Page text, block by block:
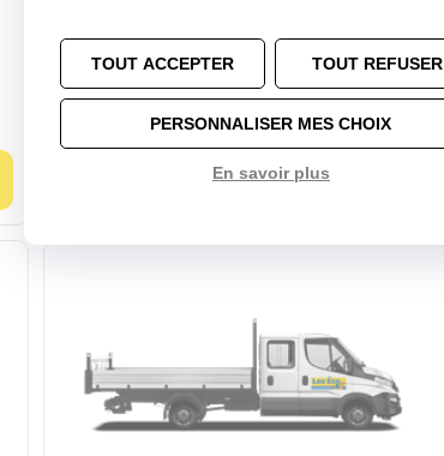
Peugeot Boxer
Choisir ce modèle
TOUT ACCEPTER TOUT REFUSER
PERSONNALISER MES CHOIX
En savoir plus